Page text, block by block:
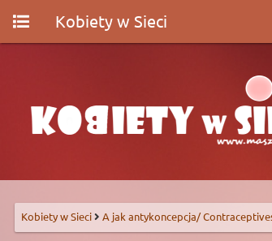
Kobiety w Sieci
Kobiety w Sieci A jak antykoncepcja/